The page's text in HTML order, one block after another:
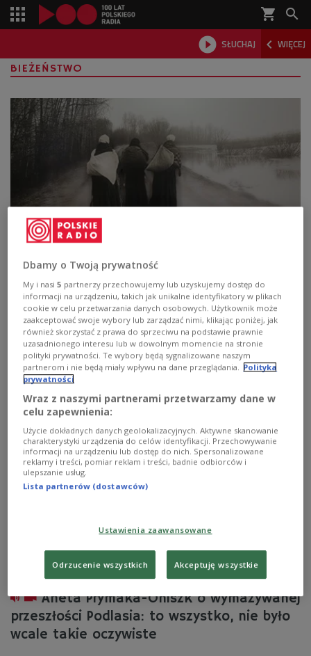
shopping_cart 
 SŁUCHAJ  WIĘCEJ

BIEŻEŃSTWO
historii bieżeńców
W poniedziałkowym "Klubie Trójki – Audiodokumencie"
zaprezentowaliśmy reportaż "Ludzie z podobną
historią" Agnieszki Czarkowskiej i Alicji Pietruczuk z
Radia Białystok. To opowieść o ludziach, których
przodkowie, zmuszeni carską polityką "spalonej ziemi" i
wystraszeni antyniemiecką propagandą, całymi
rodzinami wyruszyli 100 lat temu w głąb Rosji.
Zobacz więcej na temat:Trójka Anna Dudzińska reportaż
Klub Trójki
I wojna światowa
Aneta Prymaka-Oniszk
Aneta Prymaka-Oniszk o wymazywanej
przeszłości Podlasia: to wszystko, nie było
wcale takie oczywiste
Dbamy o Twoją prywatność
My i nasi5 partnerzy przechowujemy lub uzyskujemy dostęp do
informacji na urządzeniu, takich jak unikalne identyfikatory w plikach
cookie w celu przetwarzania danych osobowych. Użytkownik może
zaakceptować swoje wybory lub zarządzać nimi, klikając poniżej, jak
również skorzystać z prawa do sprzeciwu na podstawie prawnie
uzasadnionego interesu lub w dowolnym momencie na stronie
polityki prywatności. Te wybory będą sygnalizowane naszym
partnerom i nie będą miały wpływu na dane przeglądania. Polityka
prywatności
Wraz z naszymi partnerami przetwarzamy dane w
celu zapewnienia:
Użycie dokładnych danych geolokalizacyjnych. Aktywne skanowanie
charakterystyki urządzenia do celów identyfikacji. Przechowywanie
informacji na urządzeniu lub dostęp do nich. Spersonalizowane
reklamy i treści, pomiar reklam i treści, badnie odbiorców i
ulepszanie usług.
Lista partnerów (dostawców)
Ustawienia zaawansowane
Odrzucenie wszystkich Akceptuję wszystkie